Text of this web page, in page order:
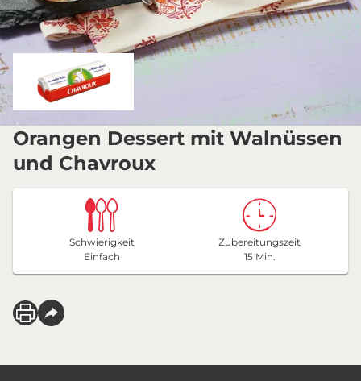
Orangen Dessert mit Walnüssen
und Chavroux
Schwierigkeit
Einfach
Zubereitungszeit
15 Min.